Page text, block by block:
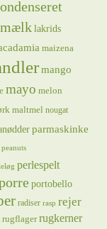
lakrids
maizena
mango
mayo melon
maltmel nougat
parmaskinke
peanuts
perlespelt
portobello
radiser rasp rejer
rugflager rugkerner